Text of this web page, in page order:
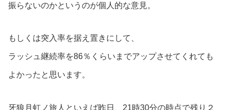
振らないのかというのが個人的な意見。
もしくは突入率を据え置きにして、
ラッシュ継続率を86％くらいまでアップさせてくれても
よかったと思います。
牙狼月虹ノ旅人といえば昨日、21時30分の時点で残り２